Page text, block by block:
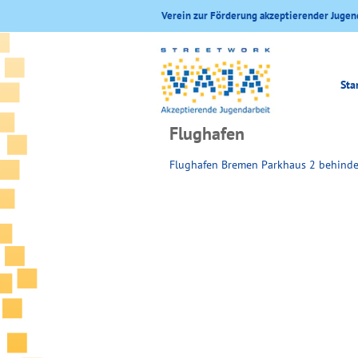
Verein zur Förderung akzeptierender
Flughafen
Flughafen Bremen Parkhaus 2